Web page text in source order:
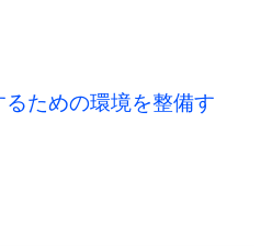
ための環境を整備す